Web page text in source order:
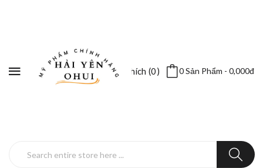
Yêu Thích (0) 0 Sản Phẩm - 0,000đ